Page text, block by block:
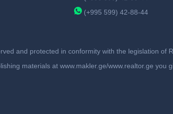
(+995 599) 42-88-44
and protected in conformity with the legislation of
materials at www.makler.ge/www.realtor.ge you